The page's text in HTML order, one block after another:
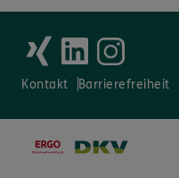
Kontakt Barrierefreiheit